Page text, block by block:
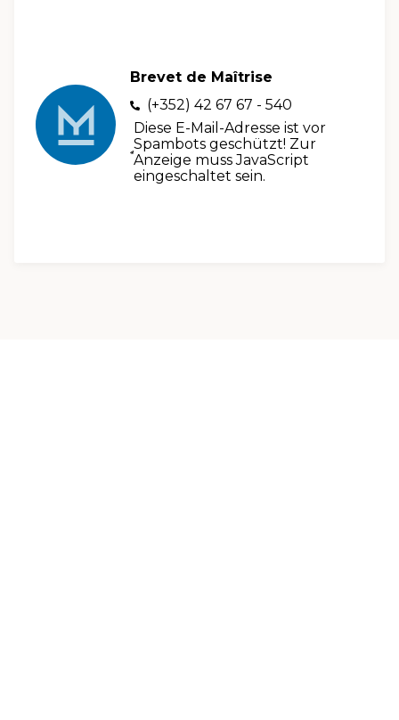
Brevet de Maîtrise
(+352) 42 67 67 - 540
Diese E-Mail-Adresse ist vor
Spambots geschützt! Zur
Anzeige muss JavaScript
eingeschaltet sein.